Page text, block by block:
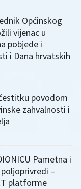
Općinskog
vijenac u
pobjede i
i Dana hrvatskih
povodom
zahvalnosti i
Pametna i
–
platforme